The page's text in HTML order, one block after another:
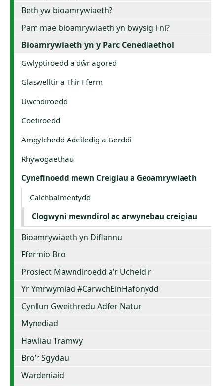
Beth yw bioamrywiaeth?
Pam mae bioamrywiaeth yn bwysig i ni?
Bioamrywiaeth yn y Parc Cenedlaethol
Gwlyptiroedd a dŵr agored
Glaswelltir a Thir Fferm
Uwchdiroedd
Coetiroedd
Amgylchedd Adeiledig a Gerddi
Rhywogaethau
Cynefinoedd mewn Creigiau a Geoamrywiaeth
Calchbalmentydd
Clogwyni mewndirol ac arwynebau creigiau
Bioamrywiaeth yn Diflannu
Ffermio Bro
Prosiect Mawndiroedd a’r Ucheldir
Yr Ymrwymiad #CarwchEinHafonydd
Cynllun Gweithredu Adfer Natur
Mynediad
Hawliau Tramwy
Bro’r Sgydau
Wardeniaid